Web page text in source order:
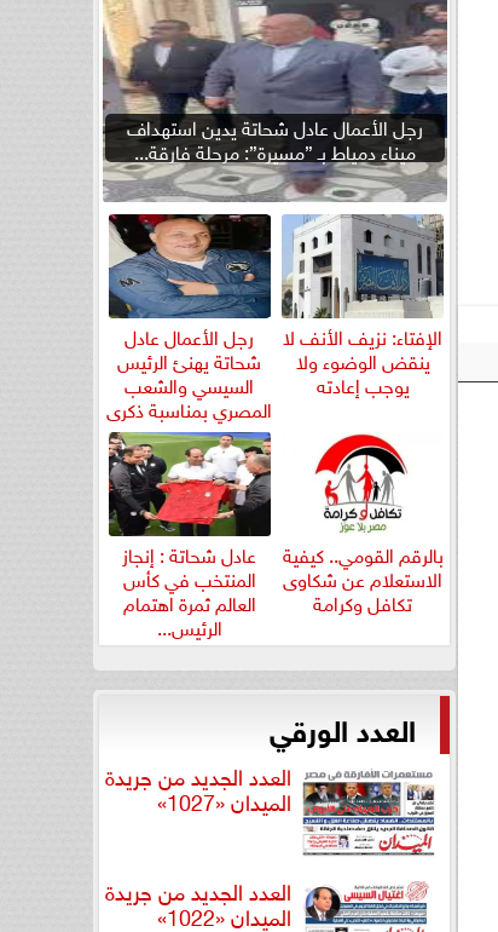
رجل الأعمال عادل شحاتة يدين استهداف
ميناء دمياط بـ ”مسيرة”: مرحلة فارقة...
الإفتاء: نزيف الأنف لا
ينقض الوضوء ولا
يوجب إعادته
رجل الأعمال عادل
شحاتة يهنئ الرئيس
السيسي والشعب
المصري بمناسبة ذكرى
ثورة...
بالرقم القومي.. كيفية
الاستعلام عن شكاوى
تكافل وكرامة
عادل شحاتة : إنجاز
المنتخب في كأس
العالم ثمرة اهتمام
الرئيس...
العدد الورقي
العدد الجديد من جريدة
الميدان «1027»
العدد الجديد من جريدة
الميدان «1022»